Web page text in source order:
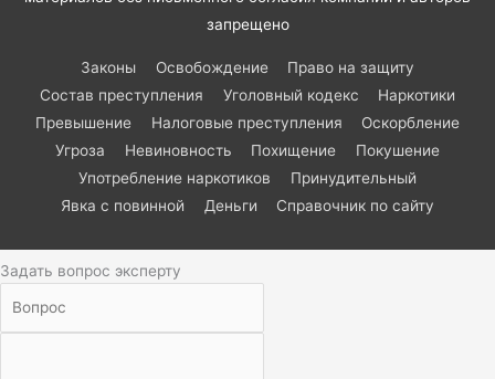
запрещено
Законы Освобождение
Право на защиту
Состав преступления
Уголовный кодекс
Наркотики
Превышение
Налоговые преступления
Оскорбление
Угроза
Невиновность Похищение
Покушение
Употребление наркотиков
Принудительный
Явка с повинной
Деньги Справочник по сайту
Задать вопрос эксперту